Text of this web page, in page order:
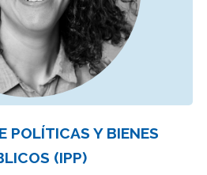
POLÍTICAS Y BIENES
(IPP)